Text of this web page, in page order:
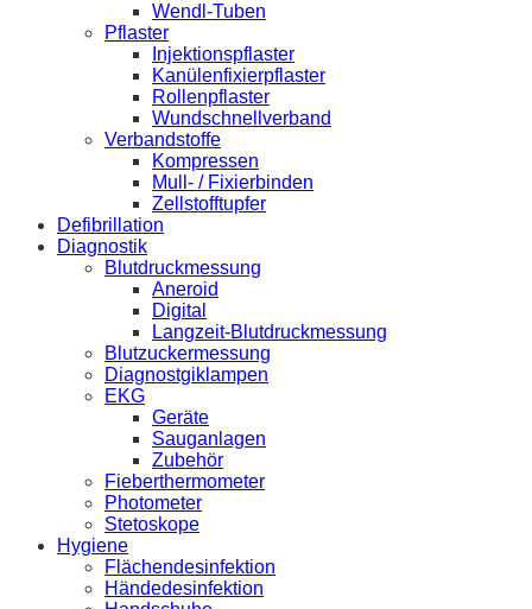
Wendl-Tuben
Pflaster
Injektionspflaster
Kanülenfixierpflaster
Rollenpflaster
Wundschnellverband
Verbandstoffe
Kompressen
Mull- / Fixierbinden
Zellstofftupfer
Defibrillation
Diagnostik
Blutdruckmessung
Aneroid
Digital
Langzeit-Blutdruckmessung
Blutzuckermessung
Diagnostgiklampen
EKG
Geräte
Sauganlagen
Zubehör
Fieberthermometer
Photometer
Stetoskope
Hygiene
Flächendesinfektion
Händedesinfektion